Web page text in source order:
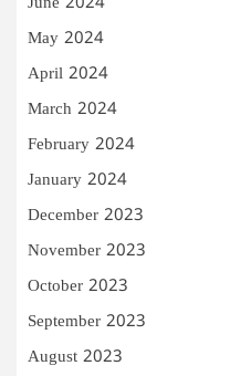
May 2024
April 2024
March 2024
February 2024
January 2024
December 2023
November 2023
October 2023
September 2023
August 2023